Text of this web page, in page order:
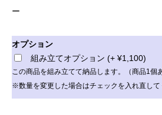
ー
オプション
組み立てオプション (+ ¥1,100)
この商品を組み立てて納品します。（商品1個
※数量を変更した場合はチェックを入れ直して